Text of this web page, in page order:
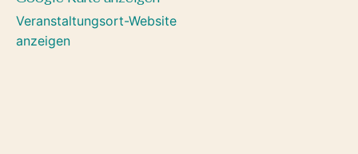
Veranstaltungsort-Website
anzeigen